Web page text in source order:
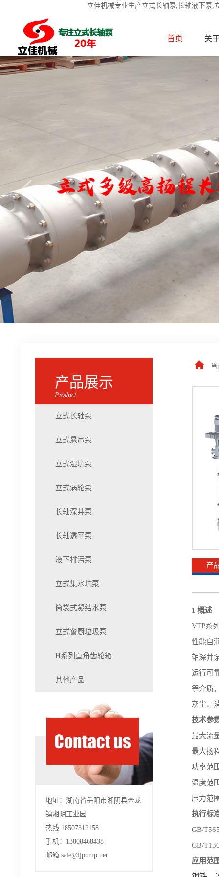
立佳机械专业生产立式长轴泵,长轴液下
首页 关
产品展示
Product
立式长轴泵
立式悬吊泵
立式湿坑泵
立式涡轮泵
长轴深井泵
长轴透平泵
液下排污泵
立式集水坑泵
筒袋式凝结水泵
立式餐厨垃圾泵
H系列直角齿轮箱
其他产品
地址：湖南省岳阳市湘阴县金龙
镇湘阴工业园
热线:18507312158
手机：13808468438
邮箱:sale@ljpump.net
当
产
1 概述
VTP系
性能自
轴深井
运行可
等介质
灰尘、
技术参
最大流
最大扬
功率范
温度范
压力范
执行标
GB/
GB/
应用范